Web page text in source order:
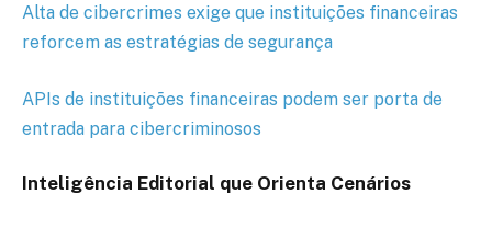
Alta de cibercrimes exige que instituições financeiras
reforcem as estratégias de segurança
APIs de instituições financeiras podem ser porta de
entrada para cibercriminosos
Inteligência Editorial que Orienta Cenários